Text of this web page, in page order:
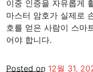
이중 인증을 자유롭게
마스터 암호가 실제로
호를 얻은 사람이 스마
어야 합니다.
Posted on 12월 31,